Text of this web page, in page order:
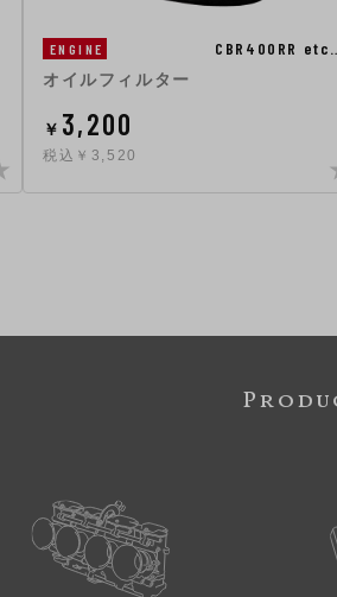
ENGINE CBR400RR
オイルフィルター
￥ 3,200
税込￥3,520